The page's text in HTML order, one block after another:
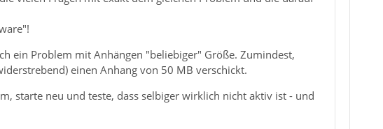
ein Problem mit Anhängen "beliebiger" Größe. Zumindest,
einen Anhang von 50 MB verschickt.
starte neu und teste, dass selbiger wirklich nicht aktiv ist - und